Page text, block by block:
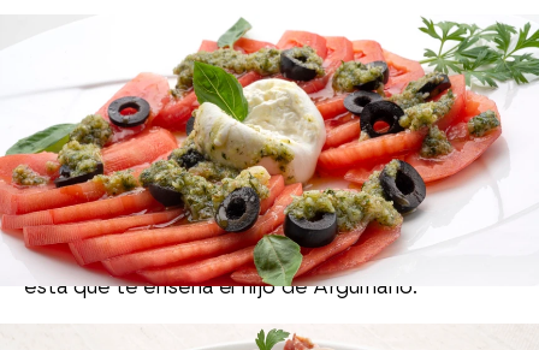
Ensalada de melón asado con
jamón y tomate concassé
La reinvención de Joseba Arguiñano para el
verano. Si quieres innovar en la cocina con una
ensalada súper original, tienes que probar con
esta que te enseña el hijo de Arguiñano.